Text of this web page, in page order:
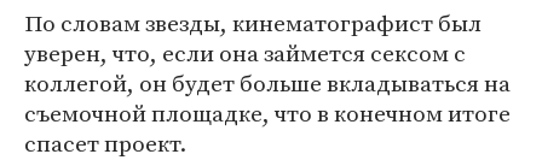
По словам звезды, кинематографист был
уверен, что, если она займется сексом с
коллегой, он будет больше вкладываться на
съемочной площадке, что в конечном итоге
спасет проект.